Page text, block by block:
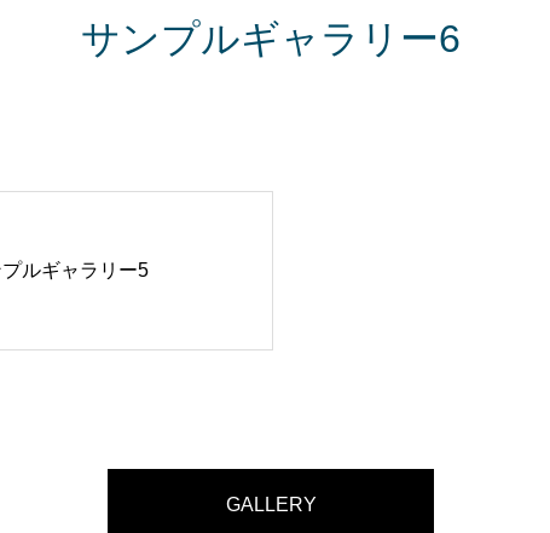
サンプルギャラリー6
ルギャラリー5
GALLERY